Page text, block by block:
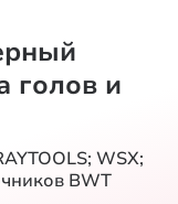
голов и
WSX;
BWT